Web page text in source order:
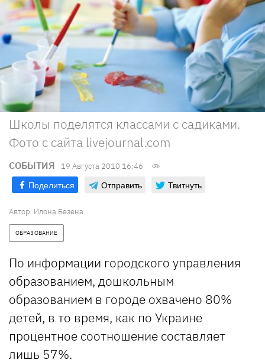
Школы поделятся классами с садиками.
Фото с сайта livejournal.com
СОБЫТИЯ 19 Августа 2010 16:46
Поделиться Отправить Твитнуть
Автор: Илона Безена
ОБРАЗОВАНИЕ
По информации городского управления
образованием, дошкольным
образованием в городе охвачено 80%
детей, в то время, как по Украине
процентное соотношение составляет
лишь 57%.